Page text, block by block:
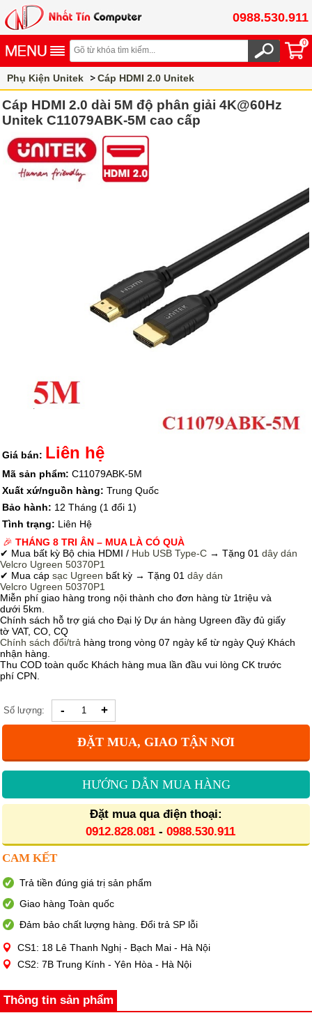
0988.530.911
0
Phụ Kiện Unitek Cáp HDMI 2.0 Unitek
Cáp HDMI 2.0 dài 5M độ phân giải 4K@60Hz
Unitek C11079ABK-5M cao cấp
Giá bán: Liên hệ
Mã sản phẩm: C11079ABK-5M
Xuất xứ/nguồn hàng: Trung Quốc
Bảo hành: 12 Tháng (1 đổi 1)
Tình trạng: Liên Hệ
🎉 THÁNG 8 TRI ÂN – MUA LÀ CÓ QUÀ
✔ Mua bất kỳ Bộ chia HDMI / Hub USB Type-C → Tặng 01 dây dán
Velcro Ugreen 50370P1
✔ Mua cáp sạc Ugreen bất kỳ → Tặng 01 dây dán
Velcro Ugreen 50370P1
Miễn phí giao hàng trong nội thành cho đơn hàng từ 1triệu và
dưới 5km.
Chính sách hỗ trợ giá cho Đại lý Dự án hàng Ugreen đầy đủ giấy
tờ VAT, CO, CQ
Chính sách đổi/trả hàng trong vòng 07 ngày kể từ ngày Quý Khách
nhận hàng.
Thu COD toàn quốc Khách hàng mua lần đầu vui lòng CK trước
phí CPN.
Số lượng: - +
ĐẶT MUA, GIAO TẬN NƠI
HƯỚNG DẪN MUA HÀNG
Đặt mua qua điện thoại:
0912.828.081 - 0988.530.911
CAM KẾT
Trả tiền đúng giá trị sản phẩm
Giao hàng Toàn quốc
Đảm bảo chất lượng hàng. Đổi trả SP lỗi
CS1: 18 Lê Thanh Nghị - Bạch Mai - Hà Nội
CS2: 7B Trung Kính - Yên Hòa - Hà Nội
Thông tin sản phẩm